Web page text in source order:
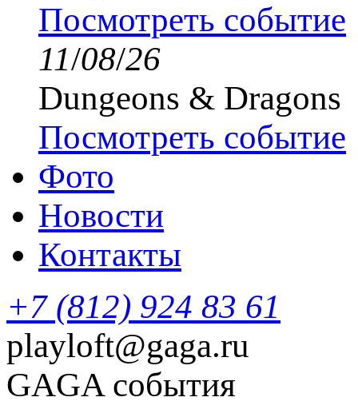
Посмотреть событие
11/08/26
Dungeons & Dragons
Посмотреть событие
Фото
Новости
Контакты
+7 (812) 924 83 61
playloft@gaga.ru
GAGA события